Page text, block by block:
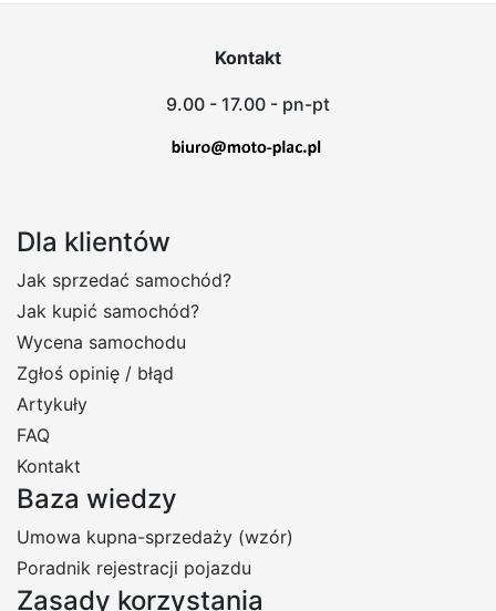
Kontakt
9.00 - 17.00 - pn-pt
Dla klientów
Jak sprzedać samochód?
Jak kupić samochód?
Wycena samochodu
Zgłoś opinię / błąd
Artykuły
FAQ
Kontakt
Baza wiedzy
Umowa kupna-sprzedaży (wzór)
Poradnik rejestracji pojazdu
Zasady korzystania